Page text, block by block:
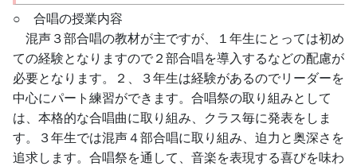
○　合唱の授業内容
混声３部合唱の教材が主ですが、１年生にとっては初め
ての経験となりますので２部合唱を導入するなどの配慮が
必要となります。２、３年生は経験があるのでリーダーを
中心にパート練習ができます。合唱祭の取り組みとして
は、本格的な合唱曲に取り組み、クラス毎に発表をしま
す。３年生では混声４部合唱に取り組み、迫力と奥深さを
追求します。合唱祭を通して、音楽を表現する喜びを味わ